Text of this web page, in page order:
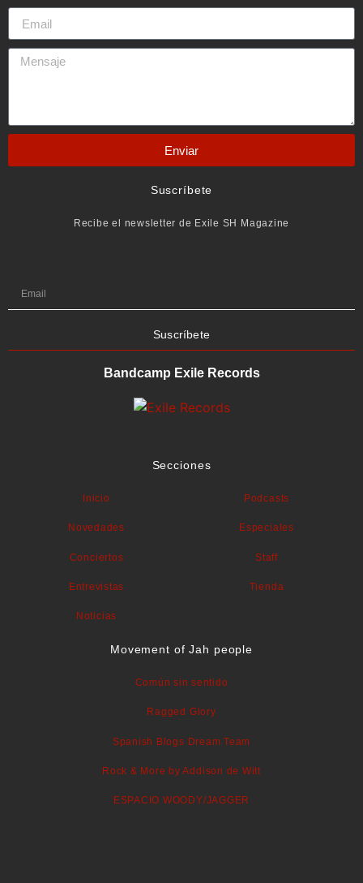
Enviar
Suscríbete
Recibe el newsletter de Exile SH Magazine
Suscríbete
Bandcamp Exile Records
Secciones
Inicio
Novedades
Conciertos
Entrevistas
Noticias
Podcasts
Especiales
Staff
Tienda
Movement of Jah people
Común sin sentido
Ragged Glory
Spanish Blogs Dream Team
Rock & More by Addison de Witt
ESPACIO WOODY/JAGGER